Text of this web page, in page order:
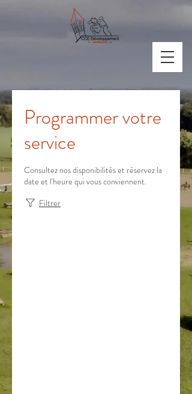
Programmer votre
service
Consultez nos disponibilités et réservez la
date et l'heure qui vous conviennent.
Filtrer